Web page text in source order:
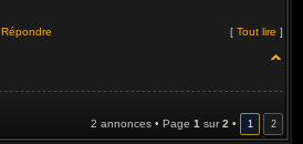
Répondre [ Tout lire ]
2 annonces • Page 1 sur2 • 1 2